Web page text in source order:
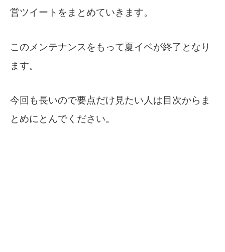
営ツイートをまとめていきます。
このメンテナンスをもって夏イベが終了となり
ます。
今回も長いので要点だけ見たい人は目次からま
とめにとんでください。